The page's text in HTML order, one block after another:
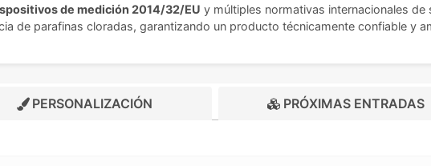
de medición 2014/32/EU y múltiples normativas internacionales
de parafinas cloradas, garantizando un producto técnicamente confiable y
PERSONALIZACIÓN PRÓXIMAS ENTRADAS